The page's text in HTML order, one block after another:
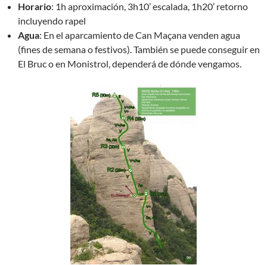
Horario: 1h aproximación, 3h10’ escalada, 1h20’ retorno
incluyendo rapel
Agua: En el aparcamiento de Can Maçana venden agua
(fines de semana o festivos). También se puede conseguir en
El Bruc o en Monistrol, dependerá de dónde vengamos.